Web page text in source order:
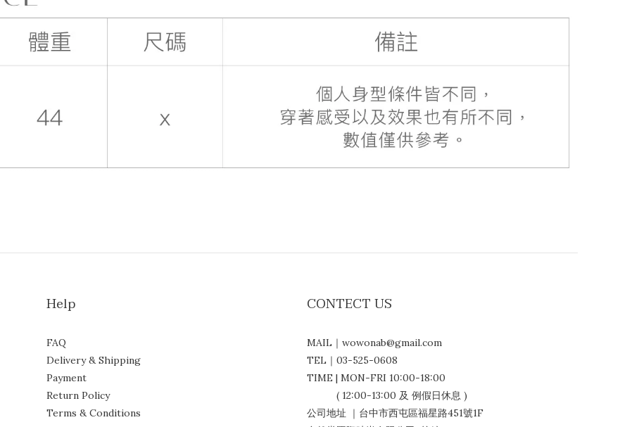
Help
FAQ
Delivery & Shipping
Payment
Return Policy
Terms & Conditions
CONTECT US
MAIL｜wowonab@gmail.com
TEL｜03-525-0608
TIME | MON-FRI 10:00-18:00
( 12:00-13:00 及 例假日休息 )
公司地址 ｜台中市西屯區福星路451號1F